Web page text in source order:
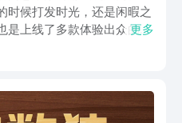
时候打发时光，还是闲暇之
是上线了多款体验出众的数
索下载，每一款都有着独
更多